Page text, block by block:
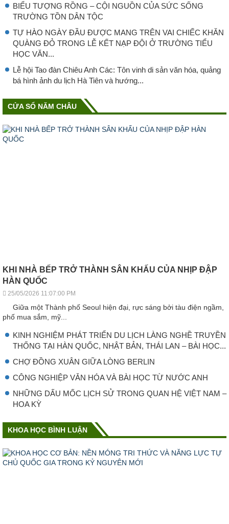
BIỂU TƯỢNG RỒNG – CỘI NGUỒN CỦA SỨC SỐNG
TRƯỜNG TỒN DÂN TỘC
TỰ HÀO NGÀY ĐẦU ĐƯỢC MANG TRÊN VAI CHIẾC KHĂN
QUÀNG ĐỎ TRONG LỄ KẾT NẠP ĐỘI Ở TRƯỜNG TIỂU
HỌC VĂN...
Lễ hội Tao đàn Chiêu Anh Các: Tôn vinh di sản văn hóa, quảng
bá hình ảnh du lịch Hà Tiên và hướng...
CỬA SỔ NĂM CHÂU
KHI NHÀ BẾP TRỞ THÀNH SÂN KHẤU CỦA NHỊP ĐẬP
HÀN QUỐC
25/05/2026 11:07:00 PM
Giữa một Thành phố Seoul hiện đại, rực sáng bởi tàu điện ngầm,
phố mua sắm, mỹ...
KINH NGHIỆM PHÁT TRIỂN DU LỊCH LÀNG NGHỀ TRUYỀN
THỐNG TẠI HÀN QUỐC, NHẬT BẢN, THÁI LAN – BÀI HỌC...
CHỢ ĐỒNG XUÂN GIỮA LÒNG BERLIN
CÔNG NGHIỆP VǍN HÓA VÀ BÀI HỌC TỪ NƯỚC ANH
NHỮNG DẤU MỐC LỊCH SỬ TRONG QUAN HỆ VIỆT NAM –
HOA KỲ
KHOA HỌC BÌNH LUẬN